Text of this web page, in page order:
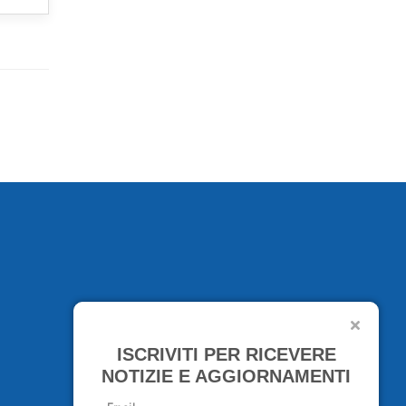
ISCRIVITI PER RICEVERE
NOTIZIE E AGGIORNAMENTI